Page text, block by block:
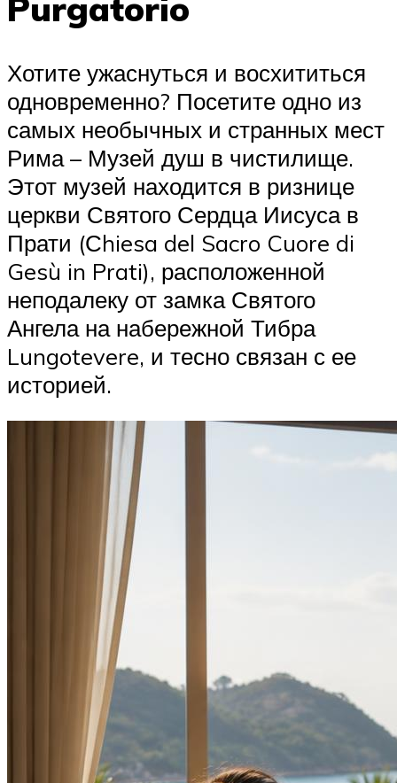
Хотите ужаснуться и восхититься
одновременно? Посетите одно из
самых необычных и странных мест
Рима – Музей душ в чистилище.
Этот музей находится в ризнице
церкви Святого Сердца Иисуса в
Прати (Сhiesa del Sacro Cuore di
Gesù in Prati), расположенной
неподалеку от замка Святого
Ангела на набережной Тибра
Lungotevere, и тесно связан с ее
историей.